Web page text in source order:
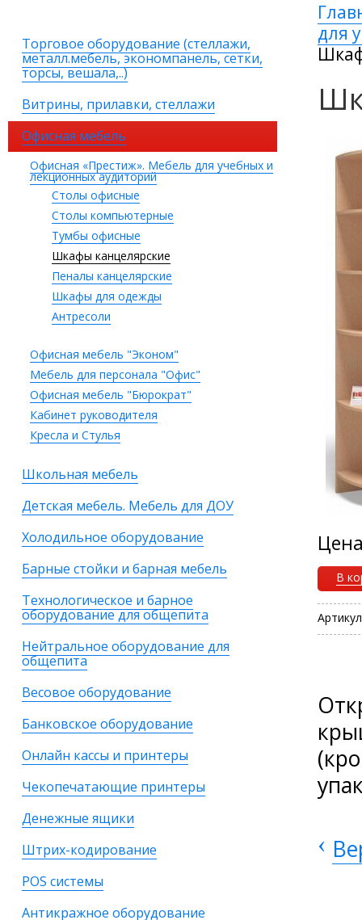
Торговое оборудование (стеллажи,
металл.мебель, экономпанель, сетки,
торсы, вешала,..)
Витрины, прилавки, стеллажи
Офисная мебель
Офисная «Престиж». Мебель для учебных и
лекционных аудиторий
Столы офисные
Столы компьютерные
Тумбы офисные
Шкафы канцелярские
Пеналы канцелярские
Шкафы для одежды
Антресоли
Офисная мебель "Эконом"
Мебель для персонала "Офис"
Офисная мебель "Бюрократ"
Кабинет руководителя
Кресла и Стулья
Школьная мебель
Детская мебель. Мебель для ДОУ
Холодильное оборудование
Барные стойки и барная мебель
Технологическое и барное
оборудование для общепита
Нейтральное оборудование для
общепита
Весовое оборудование
Банковское оборудование
Онлайн кассы и принтеры
Чекопечатающие принтеры
Денежные ящики
Штрих-кодирование
POS системы
Антикражное оборудование
для
В
‹